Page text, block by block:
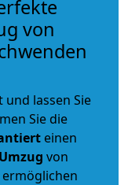
von
und lassen Sie
Sie die
einen
Umzug von